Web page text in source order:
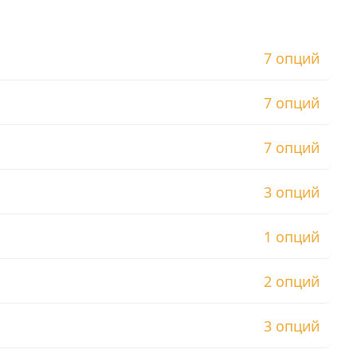
7 опций
7 опций
7 опций
3 опций
1 опций
2 опций
3 опций